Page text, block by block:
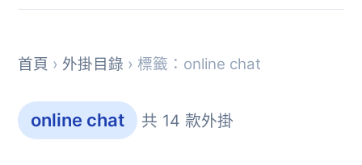
首頁 › 外掛目錄 › 標籤：online chat
online chat 共 14 款外掛